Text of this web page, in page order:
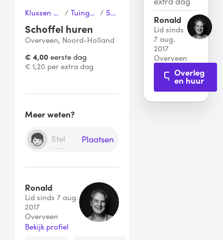
Klussen & Gereedschap / Tuingereedschap / Schoffel
Schoffel huren
Overveen, Noord-Holland
€ 4,00 eerste dag
€ 1,20 per extra dag
Meer weten?
Plaatsen
Ronald
Lid sinds 7 aug.
2017
Overveen
Bekijk profiel
Ronald
Lid sinds
7 aug.
2017
Overveen
Overleg
en huur